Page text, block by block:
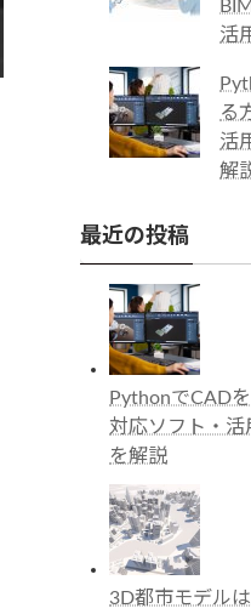
活
る
活
解
最近の投稿
PythonでCAD
対応ソフト・活
を解説
3D都市モデル